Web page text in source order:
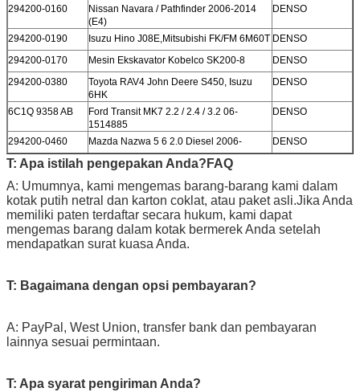
294200-0160
Nissan Navara / Pathfinder 2006-2014
(E4)
DENSO
294200-0190 Isuzu Hino J08E,Mitsubishi FK/FM 6M60T DENSO
294200-0170
Mesin Ekskavator Kobelco SK200-8
DENSO
294200-0380
Toyota RAV4 John Deere S450, Isuzu
6HK
DENSO
6C1Q 9358 AB
Ford Transit MK7 2.2 / 2.4 / 3.2 06-
1514885
DENSO
294200-0460 Mazda Nazwa 5 6 2.0 Diesel 2006- DENSO
T: Apa istilah pengepakan Anda? FAQ
A: Umumnya, kami mengemas barang-barang kami dalam
kotak putih netral dan karton coklat, atau paket asli.Jika Anda
memiliki paten terdaftar secara hukum, kami dapat
mengemas barang dalam kotak bermerek Anda setelah
mendapatkan surat kuasa Anda.
T: Bagaimana dengan opsi pembayaran?
A: PayPal, West Union, transfer bank dan pembayaran
lainnya sesuai permintaan.
T: Apa syarat pengiriman Anda?